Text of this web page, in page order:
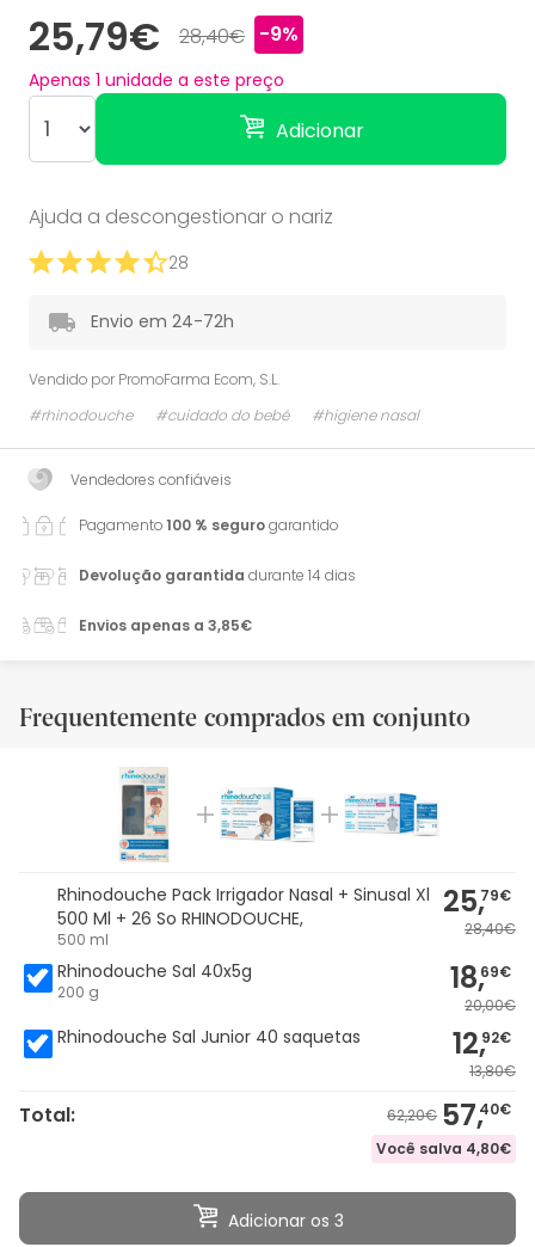
25,79€ 28,40€ -9%
Apenas 1 unidade a este preço
Adicionar
Ajuda a descongestionar o nariz
28
Envio em 24-72h
Vendido por PromoFarma Ecom, S.L.
#rhinodouche
#cuidado do bebé #higiene nasal
Vendedores confiáveis
Pagamento100 % segurogarantido
Devolução garantida durante 14 dias
Envios apenas a 3,85€
Frequentemente comprados em conjunto
Rhinodouche Pack Irrigador Nasal + Sinusal Xl
500 Ml + 26 So RHINODOUCHE,
500 ml
25,79€
28,40€
Rhinodouche Sal 40x5g
200 g 18,69€
20,00€
Rhinodouche Sal Junior 40 saquetas 12,92€
13,80€
Total: 62,20€ 57,40€
Você salva 4,80€
Adicionar os 3